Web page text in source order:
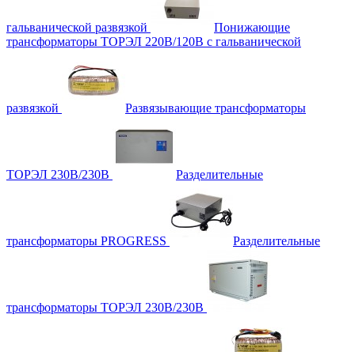
гальванической развязкой
Понижающие
трансформаторы ТОРЭЛ 220В/120В с гальванической
развязкой Развязывающие трансформаторы
ТОРЭЛ 230В/230В Разделительные
трансформаторы PROGRESS Разделительные
трансформаторы ТОРЭЛ 230В/230В